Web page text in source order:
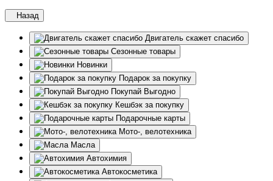
Назад
Двигатель скажет спасибо
Сезонные товары
Новинки
Подарок за покупку
Покупай Выгодно
Кешбэк за покупку
Подарочные карты
Мото-, велотехника
Масла
Автохимия
Автокосметика